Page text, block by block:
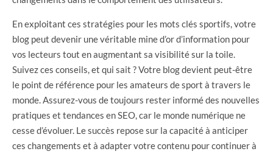
En exploitant ces stratégies pour les mots clés sportifs, votre
blog peut devenir une véritable mine d’or d’information pour
vos lecteurs tout en augmentant sa visibilité sur la toile.
Suivez ces conseils, et qui sait ? Votre blog devient peut-être
le point de référence pour les amateurs de sport à travers le
monde. Assurez-vous de toujours rester informé des nouvelles
pratiques et tendances en SEO, car le monde numérique ne
cesse d’évoluer. Le succès repose sur la capacité à anticiper
ces changements et à adapter votre contenu pour continuer à